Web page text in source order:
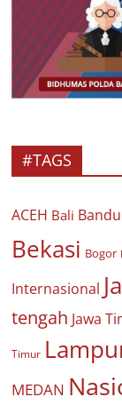
#TAGS
ACEH Bali
Bekasi Bogor
Internasional
tengah Jawa
Timur
MEDAN